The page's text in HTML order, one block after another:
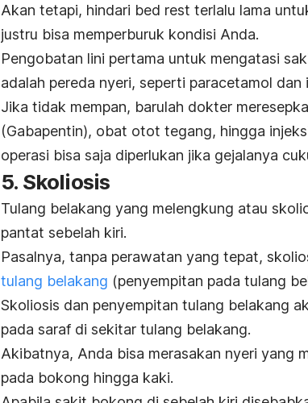
Akan tetapi, hindari bed rest terlalu lama
justru bisa memperburuk kondisi Anda.
Pengobatan lini pertama untuk mengatasi
adalah pereda nyeri, seperti paracetamol dan
Jika tidak mempan, barulah dokter
(Gabapentin), obat otot tegang, hingga
operasi bisa saja diperlukan jika gejalanya
5. Skoliosis
Tulang belakang yang melengkung atau
pantat sebelah kiri.
Pasalnya, tanpa perawatan yang tepat,
tulang belakang (penyempitan pada tulang
Skoliosis dan penyempitan tulang belakang
pada saraf di sekitar tulang belakang.
Akibatnya, Anda bisa merasakan nyeri yang
pada bokong hingga kaki.